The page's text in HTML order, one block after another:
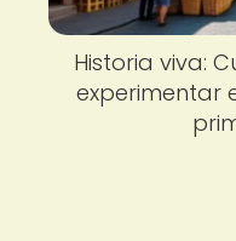
Historia viva:
experimentar